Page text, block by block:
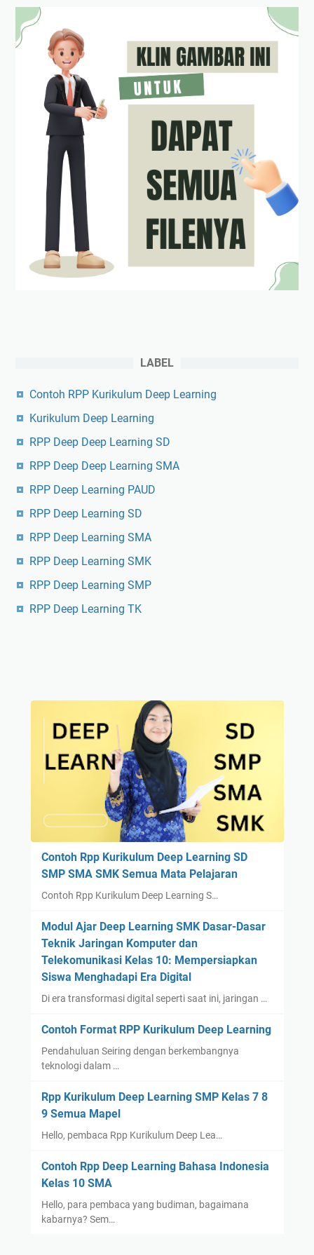
LABEL
Contoh RPP Kurikulum Deep Learning
Kurikulum Deep Learning
RPP Deep Deep Learning SD
RPP Deep Deep Learning SMA
RPP Deep Learning PAUD
RPP Deep Learning SD
RPP Deep Learning SMA
RPP Deep Learning SMK
RPP Deep Learning SMP
RPP Deep Learning TK
Contoh Rpp Kurikulum Deep Learning SD
SMP SMA SMK Semua Mata Pelajaran
Contoh Rpp Kurikulum Deep Learning S…
Modul Ajar Deep Learning SMK Dasar-Dasar
Teknik Jaringan Komputer dan
Telekomunikasi Kelas 10: Mempersiapkan
Siswa Menghadapi Era Digital
Di era transformasi digital seperti saat ini, jaringan …
Contoh Format RPP Kurikulum Deep Learning
Pendahuluan Seiring dengan berkembangnya
teknologi dalam …
Rpp Kurikulum Deep Learning SMP Kelas 7 8
9 Semua Mapel
Hello, pembaca Rpp Kurikulum Deep Lea…
Contoh Rpp Deep Learning Bahasa Indonesia
Kelas 10 SMA
Hello, para pembaca yang budiman, bagaimana
kabarnya? Sem…